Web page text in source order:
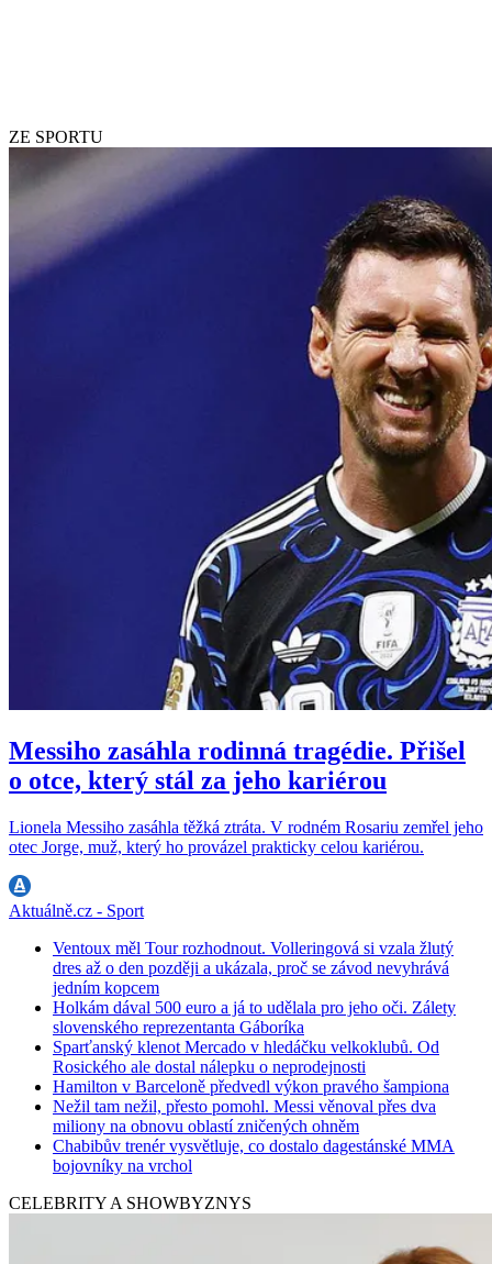
ZE SPORTU
Messiho zasáhla rodinná tragédie. Přišel
o otce, který stál za jeho kariérou
Lionela Messiho zasáhla těžká ztráta. V rodném Rosariu zemřel jeho
otec Jorge, muž, který ho provázel prakticky celou kariérou.
Aktuálně.cz - Sport
Ventoux měl Tour rozhodnout. Volleringová si vzala žlutý
dres až o den později a ukázala, proč se závod nevyhrává
jedním kopcem
Holkám dával 500 euro a já to udělala pro jeho oči. Zálety
slovenského reprezentanta Gáboríka
Sparťanský klenot Mercado v hledáčku velkoklubů. Od
Rosického ale dostal nálepku o neprodejnosti
Hamilton v Barceloně předvedl výkon pravého šampiona
Nežil tam nežil, přesto pomohl. Messi věnoval přes dva
miliony na obnovu oblastí zničených ohněm
Chabibův trenér vysvětluje, co dostalo dagestánské MMA
bojovníky na vrchol
CELEBRITY A SHOWBYZNYS